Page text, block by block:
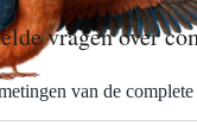
vragen over
van de